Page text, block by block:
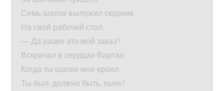
Семь шапок выложил скорняк
На свой рабочий стол.
— Да разве это мой заказ?
Вскричал в сердцах Вартан.
Когда ты шапки мне кроил,
Ты был, должно быть, пьян?